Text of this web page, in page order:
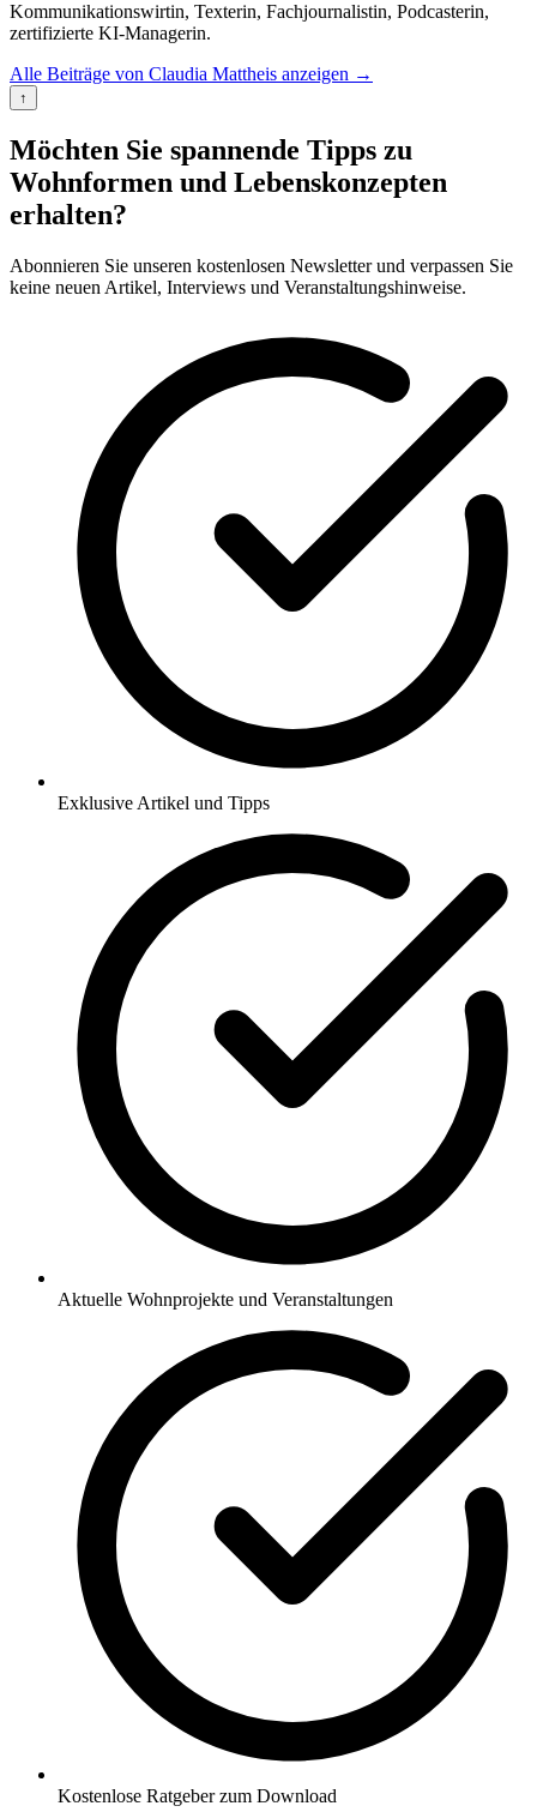
Kommunikationswirtin, Texterin, Fachjournalistin, Podcasterin,
zertifizierte KI-Managerin.
Alle Beiträge von Claudia Mattheis anzeigen →
↑
Möchten Sie spannende Tipps zu
Wohnformen und Lebenskonzepten
erhalten?
Abonnieren Sie unseren kostenlosen Newsletter und verpassen Sie
keine neuen Artikel, Interviews und Veranstaltungshinweise.
Exklusive Artikel und Tipps
Aktuelle Wohnprojekte und Veranstaltungen
Kostenlose Ratgeber zum Download